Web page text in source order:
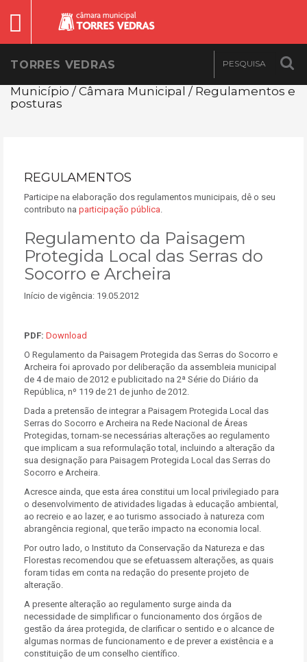
TORRES VEDRAS
Município / Câmara Municipal / Regulamentos e
posturas
REGULAMENTOS
Participe na elaboração dos regulamentos municipais, dê o seu
contributo na participação pública.
Regulamento da Paisagem
Protegida Local das Serras do
Socorro e Archeira
Início de vigência: 19.05.2012
PDF: Download
O Regulamento da Paisagem Protegida das Serras do Socorro e
Archeira foi aprovado por deliberação da assembleia municipal
de 4 de maio de 2012 e publicitado na 2ª Série do Diário da
República, nº 119 de 21 de junho de 2012.
Dada a pretensão de integrar a Paisagem Protegida Local das
Serras do Socorro e Archeira na Rede Nacional de Áreas
Protegidas, tornam-se necessárias alterações ao regulamento
que implicam a sua reformulação total, incluindo a alteração da
sua designação para Paisagem Protegida Local das Serras do
Socorro e Archeira.
Acresce ainda, que esta área constitui um local privilegiado para
o desenvolvimento de atividades ligadas à educação ambiental,
ao recreio e ao lazer, e ao turismo associado à natureza com
abrangência regional, que terão impacto na economia local.
Por outro lado, o Instituto da Conservação da Natureza e das
Florestas recomendou que se efetuassem alterações, as quais
foram tidas em conta na redação do presente projeto de
alteração.
A presente alteração ao regulamento surge ainda da
necessidade de simplificar o funcionamento dos órgãos de
gestão da área protegida, de clarificar o sentido e o alcance de
algumas normas de funcionamento e de prever a existência e a
constituição de um conselho científico.